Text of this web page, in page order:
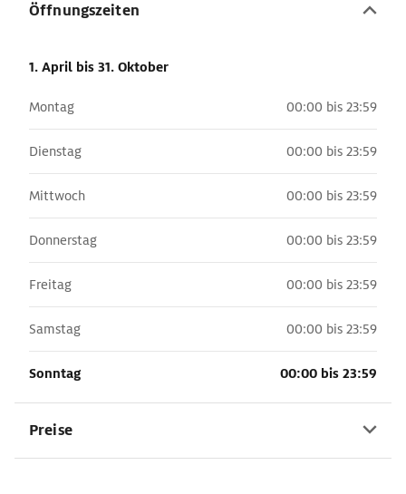
Öffnungszeiten
1. April bis 31. Oktober
Montag 00:00 bis 23:59
Dienstag 00:00 bis 23:59
Mittwoch 00:00 bis 23:59
Donnerstag 00:00 bis 23:59
Freitag 00:00 bis 23:59
Samstag 00:00 bis 23:59
Sonntag 00:00 bis 23:59
Preise